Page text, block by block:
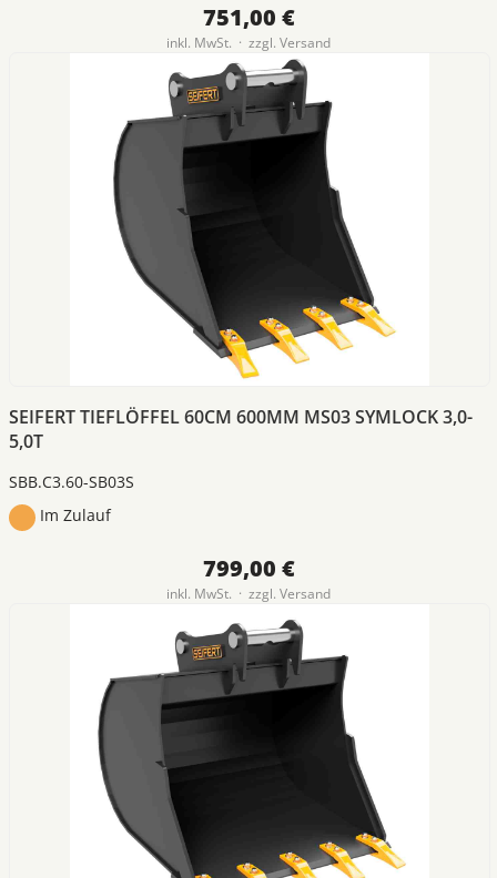
751,00 €
inkl. MwSt. · zzgl. Versand
SEIFERT TIEFLÖFFEL 60CM 600MM MS03 SYMLOCK 3,0-
5,0T
SBB.C3.60-SB03S
Im Zulauf
799,00 €
inkl. MwSt. · zzgl. Versand